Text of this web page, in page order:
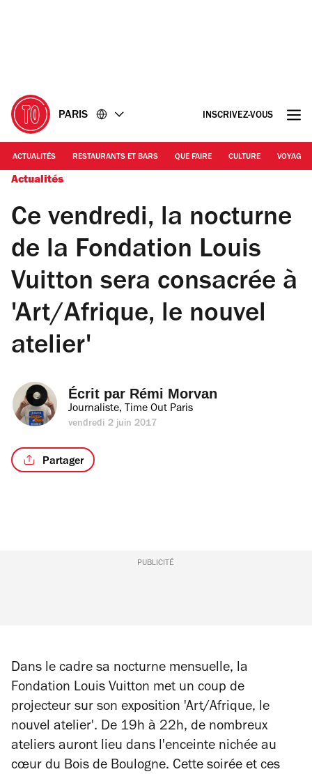
PARIS INSCRIVEZ-VOUS
ACTUALITÉS RESTAURANTS ET BARS QUE FAIRE CULTURE VOYAGE
Actualités
Ce vendredi, la nocturne
de la Fondation Louis
Vuitton sera consacrée à
'Art/Afrique, le nouvel
atelier'
Écrit par Rémi Morvan
Journaliste, Time Out Paris
vendredi 2 juin 2017
Partager
PUBLICITÉ
Dans le cadre sa nocturne mensuelle, la
Fondation Louis Vuitton met un coup de
projecteur sur son exposition 'Art/Afrique, le
nouvel atelier'. De 19h à 22h, de nombreux
ateliers auront lieu dans l'enceinte nichée au
cœur du Bois de Boulogne. Cette soirée et ces